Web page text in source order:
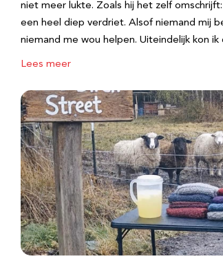
niet meer lukte. Zoals hij het zelf
een heel diep verdriet. Alsof niemand mij
niemand me wou helpen. Uiteindelijk kon
Lees meer